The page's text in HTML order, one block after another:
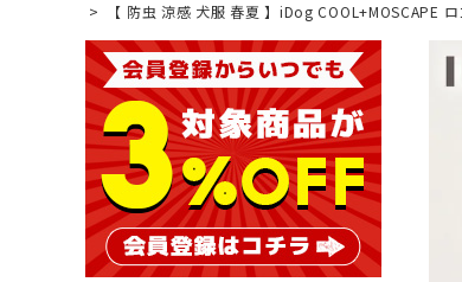
【 防虫 涼感 犬服 春夏 】iDog COOL+MOSCAPE